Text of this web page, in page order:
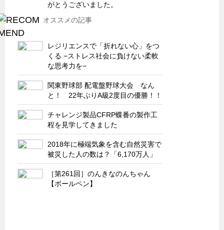
特装車・バス・トラック関連
フリーザー・フードマシナリー関連
自動販売機・自動改札機関連
鉄道車両・駅舎関連
営業、丸ごとフカボリ
新製品開発最前線
Before After
隠れた名品
旬の野菜とタキゲン製品
PICK UP NEWS
がとうございました。
オススメの記事
レジリエンスで「折れない心」をつ
くる −ストレス社会に負けない柔軟
な思考力を−
関東野球部 配電盤野球大会 なん
と！ 22年ぶりA級2度目の優勝！！
チャレンジ製品CFRP蝶番の製作工
程を見学してきました
2018年に極端気象を含む自然災害で
被災した人の数は？「6,170万人」
［第261回］のんきなのんちゃん
【ボールペン】